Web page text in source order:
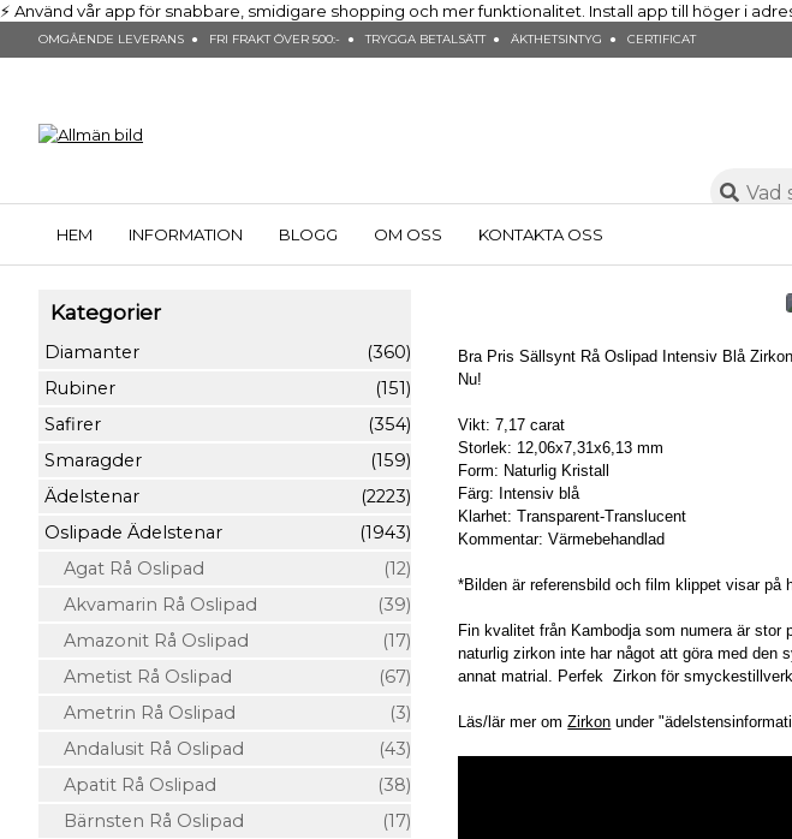
⚡ Använd vår app för snabbare, smidigare shopping och mer funktionalitet. Install app till höger i
OMGÅENDE LEVERANS ● FRI FRAKT ÖVER 500:- ● TRYGGA BETALSÄTT ● ÄKTHETSINTYG ● CERTIFICAT
HEM INFORMATION BLOGG OM OSS KONTAKTA OSS
Kategorier
Diamanter
(360)
Rubiner
(151)
Safirer
(354)
Smaragder
(159)
Ädelstenar
(2223)
Oslipade Ädelstenar
(1943)
Agat Rå Oslipad
(12)
Akvamarin Rå Oslipad
(39)
Amazonit Rå Oslipad
(17)
Ametist Rå Oslipad
(67)
Ametrin Rå Oslipad
(3)
Andalusit Rå Oslipad
(43)
Apatit Rå Oslipad
(38)
Bärnsten Rå Oslipad
(17)
Bra Pris Sällsynt Rå Oslipad Intensiv Blå
Nu!
Vikt: 7,17 carat
Storlek: 12,06x7,31x6,13 mm
Form: Naturlig Kristall
Färg: Intensiv blå
Klarhet: Transparent-Translucent
Kommentar: Värmebehandlad
*Bilden är referensbild och film klippet visar på
Fin kvalitet från Kambodja som numera är
naturlig zirkon inte har något att göra med
annat matrial. Perfek Zirkon för
Läs/lär mer omZirkon under